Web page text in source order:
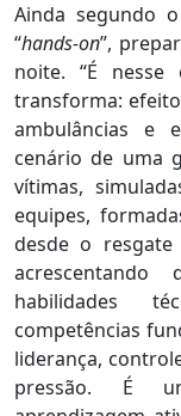
Ainda segundo
“hands-on”,
noite. “É
transforma:
ambulâncias e
cenário de uma
vítimas,
equipes,
desde o
habilidades
competências
liderança,
pressão. É